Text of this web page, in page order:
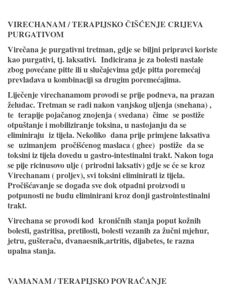
VIRECHANAM / TERAPIJSKO ČIŠĆENJE CRIJEVA
PURGATIVOM
Virečana je purgativni tretman, gdje se biljni pripravci koriste
kao purgativi, tj. laksativi. Indicirana je za bolesti nastale
zbog povećane pitte ili u slučajevima gdje pitta poremećaj
prevladava u kombinaciji sa drugim poremećajima.
Liječenje virechanamom provodi se prije podneva, na prazan
želudac. Tretman se radi nakon vanjskog uljenja (snehana) ,
te terapije pojačanog znojenja ( svedana) čime se postiže
otpuštanje i mobiliziranje toksina, u nastojanju da se
eliminiraju iz tijela. Nekoliko dana prije primjene laksativa
se uzimanjem pročišćenog maslaca ( ghee) postiže da se
toksini iz tijela dovedu u gastro-intestinalni trakt. Nakon toga
se pije ricinusovo ulje ( prirodni laksativ) gdje se će se kroz
Virechanam ( proljev), svi toksini eliminirati iz tijela.
Pročišćavanje se događa sve dok otpadni proizvodi u
potpunosti ne budu eliminirani kroz donji gastrointestinalni
trakt.
Virechana se provodi kod kroničnih stanja poput kožnih
bolesti, gastritisa, pretilosti, bolesti vezanih za žučni mjehur,
jetru, gušteraču, dvanaesnik,artritis, dijabetes, te razna
upalna stanja.
VAMANAM / TERAPIJSKO POVRAĆANJE